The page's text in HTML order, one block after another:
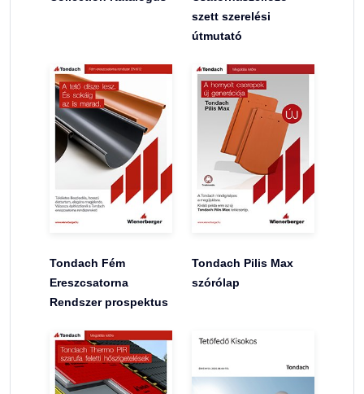
szett szerelési
útmutató
Tondach Fém
Ereszcsatorna
Rendszer prospektus
Tondach Pilis Max
szórólap